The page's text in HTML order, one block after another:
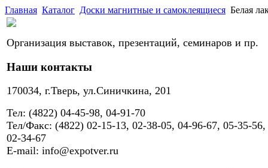
Главная Каталог Доски магнитные и самоклеящиеся Белая
Организация выставок, презентаций, семинаров и пр.
Наши контакты
170034, г.Тверь, ул.Синичкина, 201
Тел: (4822) 04-45-98, 04-91-70
Тел/Факс: (4822) 02-15-13, 02-38-05, 04-96-67, 05-35-56,
02-34-67
E-mail: info@expotver.ru